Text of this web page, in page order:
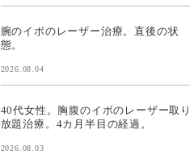
腕のイボのレーザー治療。直後の状
態。
2026.08.04
40代女性。胸腹のイボのレーザー取り
放題治療。4カ月半目の経過。
2026.08.03